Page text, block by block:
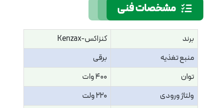
مشخصات فنی
برند
کنزاکس-Kenzax
منبع تغذیه
برقی
توان
400 وات
ولتاژ ورودی
220 ولت